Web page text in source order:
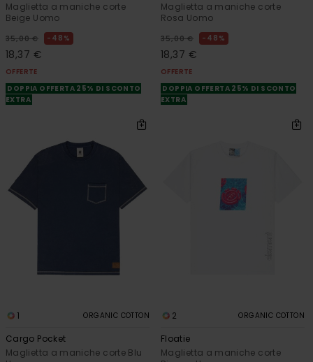
Maglietta a maniche corte
Beige Uomo
35,00 € 48%
18,37 €
OFFERTE
DOPPIA OFFERTA 25% DI SCONTO
EXTRA
Maglietta a maniche corte
Rosa Uomo
35,00 € 48%
18,37 €
OFFERTE
DOPPIA OFFERTA 25% DI SCONTO
EXTRA
1 ORGANIC COTTON
Cargo Pocket
Maglietta a maniche corte Blu
2 ORGANIC COTTON
Floatie
Maglietta a maniche corte